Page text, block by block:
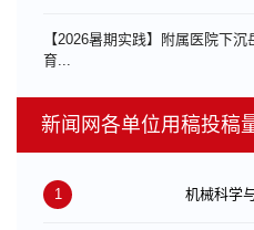
【2026暑期实践】附属医院下
育...
新闻网各单位用稿投稿
1 机械科学